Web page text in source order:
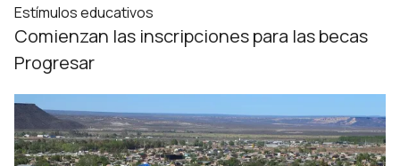
Estímulos educativos
Comienzan las inscripciones para las becas
Progresar